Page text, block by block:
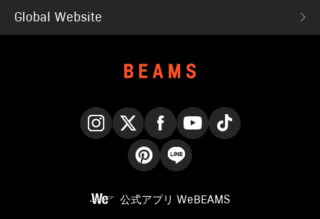
Global Website
公式アプリ WeBEAMS